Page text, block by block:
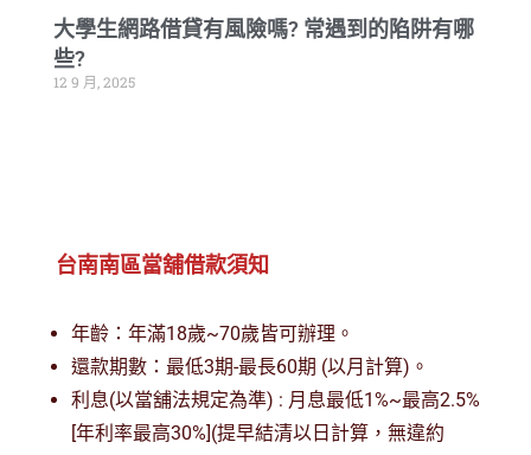
大學生網路借貸有風險嗎? 常遇到的陷阱有哪
些?
12 9 月, 2025
台南南區當舖借款須知
年齡：年滿18歲~70歲皆可辦理。
還款期數：最低3期-最長60期 (以月計算)。
利息(以當舖法規定為準) : 月息最低1%~最高2.5%
[年利率最高30%](提早結清以日計算，無違約